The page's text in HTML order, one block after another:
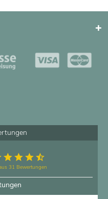
31 Bewertungen